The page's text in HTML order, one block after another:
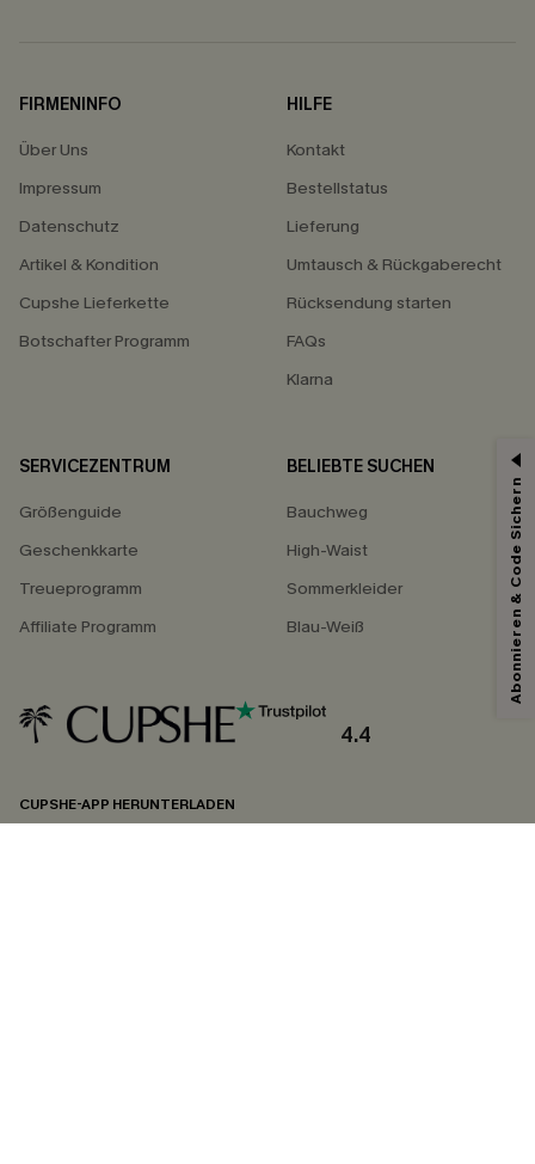
FIRMENINFO
Über Uns
Impressum
Datenschutz
Artikel & Kondition
Cupshe Lieferkette
Botschafter Programm
HILFE
Kontakt
Bestellstatus
Lieferung
Umtausch & Rückgaberecht
Rücksendung starten
FAQs
Klarna
SERVICEZENTRUM
Größenguide
Geschenkkarte
Treueprogramm
Affiliate Programm
BELIEBTE SUCHEN
Bauchweg
High-Waist
Sommerkleider
Blau-Weiß
4.4
CUPSHE-APP HERUNTERLADEN
15% ERHALTEN
15% ohne MBW für E-Mail-Abonnenten.
*Ein Code pro Bestellung. Jeder Code ist einmal gültig.
undDatenschutzbestimmungen. Sie können sich jederzeit abmelden.
Abonnieren & Code Sichern